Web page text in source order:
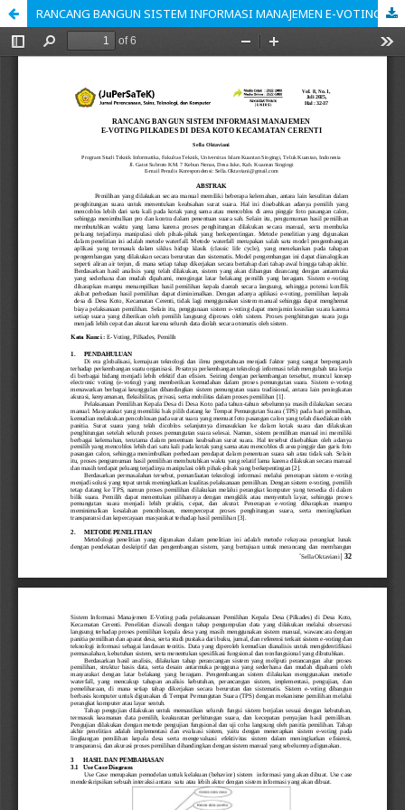
RANCANG BANGUN SISTEM INFORMASI MANAJEMEN E-VOTING PILKADES DI DESA KOTO KECAMATAN CERENTI